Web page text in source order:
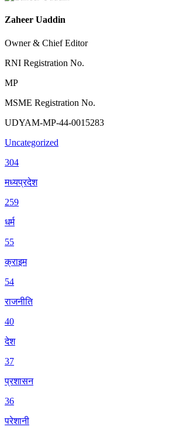
Zaheer Uaddin
Owner & Chief Editor
RNI Registration No.
MP
MSME Registration No.
UDYAM-MP-44-0015283
Uncategorized
304
मध्यप्रदेश
259
धर्म
55
क्राइम
54
राजनीति
40
देश
37
प्रशासन
36
परेशानी